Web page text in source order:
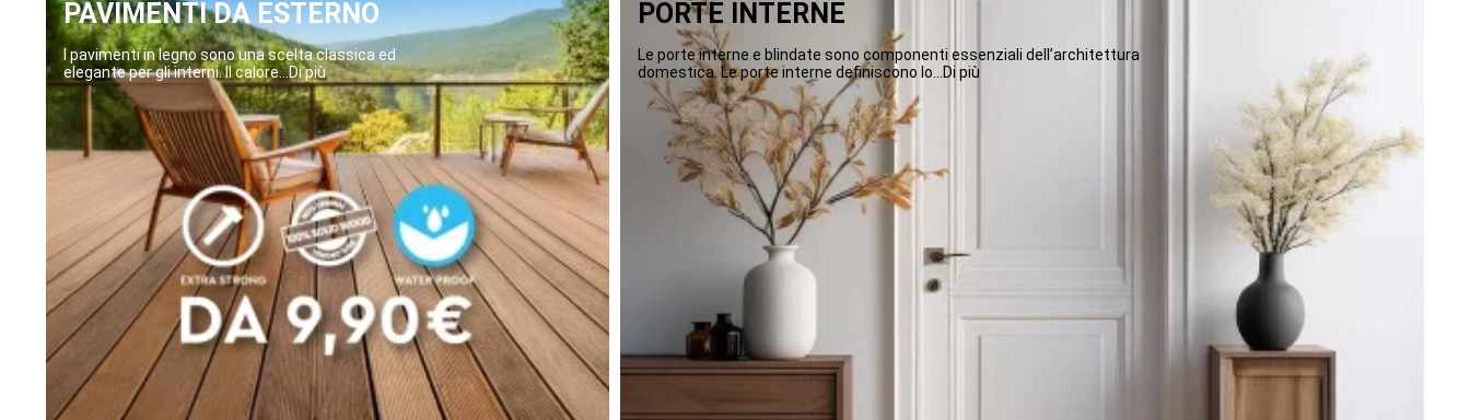
PAVIMENTI DA ESTERNO
I pavimenti in legno sono una scelta classica ed
elegante per gli interni. Il calore...Di più
PORTE INTERNE
Le porte interne e blindate sono componenti essenziali dell’architettura
domestica. Le porte interne definiscono lo...Di più